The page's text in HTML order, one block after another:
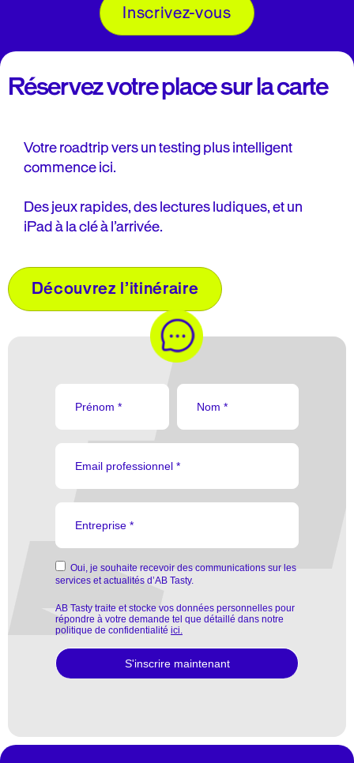
Inscrivez-vous
Réservez votre place sur la carte
Votre roadtrip vers un testing plus intelligent
commence ici.
Des jeux rapides, des lectures ludiques, et un
iPad à la clé à l’arrivée.
Découvrez l’itinéraire